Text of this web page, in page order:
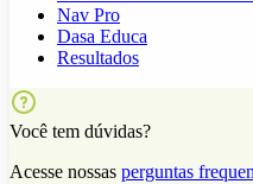
Nav Pro
Dasa Educa
Resultados
Você tem dúvidas?
Acesse nossas perguntas